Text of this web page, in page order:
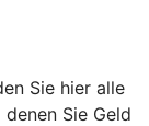
Sie hier alle
Sie Geld